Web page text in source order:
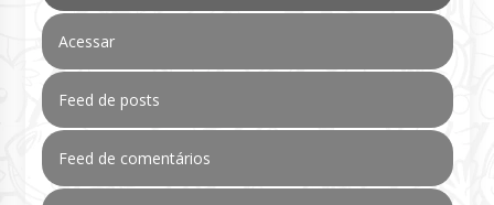
Acessar
Feed de posts
Feed de comentários